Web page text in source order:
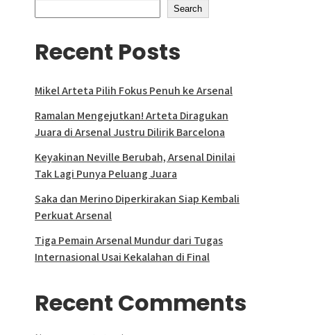
Search
Recent Posts
Mikel Arteta Pilih Fokus Penuh ke Arsenal
Ramalan Mengejutkan! Arteta Diragukan
Juara di Arsenal Justru Dilirik Barcelona
Keyakinan Neville Berubah, Arsenal Dinilai
Tak Lagi Punya Peluang Juara
Saka dan Merino Diperkirakan Siap Kembali
Perkuat Arsenal
Tiga Pemain Arsenal Mundur dari Tugas
Internasional Usai Kekalahan di Final
Recent Comments